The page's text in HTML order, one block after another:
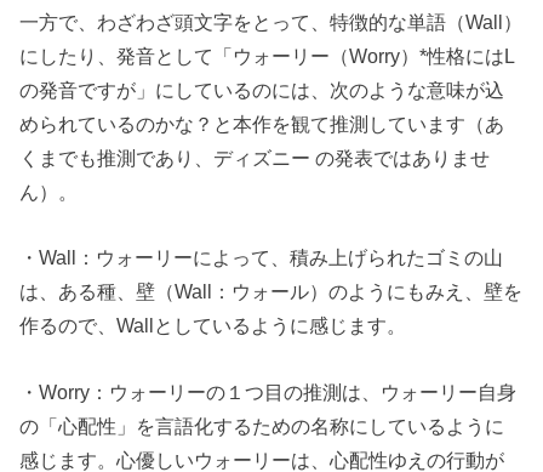
一方で、わざわざ頭文字をとって、特徴的な単語（Wall）
にしたり、発音として「ウォーリー（Worry）*性格にはL
の発音ですが」にしているのには、次のような意味が込
められているのかな？と本作を観て推測しています（あ
くまでも推測であり、ディズニー の発表ではありませ
ん）。
・Wall：ウォーリーによって、積み上げられたゴミの山
は、ある種、壁（Wall：ウォール）のようにもみえ、壁を
作るので、Wallとしているように感じます。
・Worry：ウォーリーの１つ目の推測は、ウォーリー自身
の「心配性」を言語化するための名称にしているように
感じます。心優しいウォーリーは、心配性ゆえの行動が